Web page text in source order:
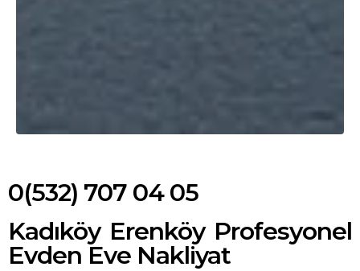
0(532) 707 04 05
Kadıköy Erenköy Profesyonel
Evden Eve Nakliyat